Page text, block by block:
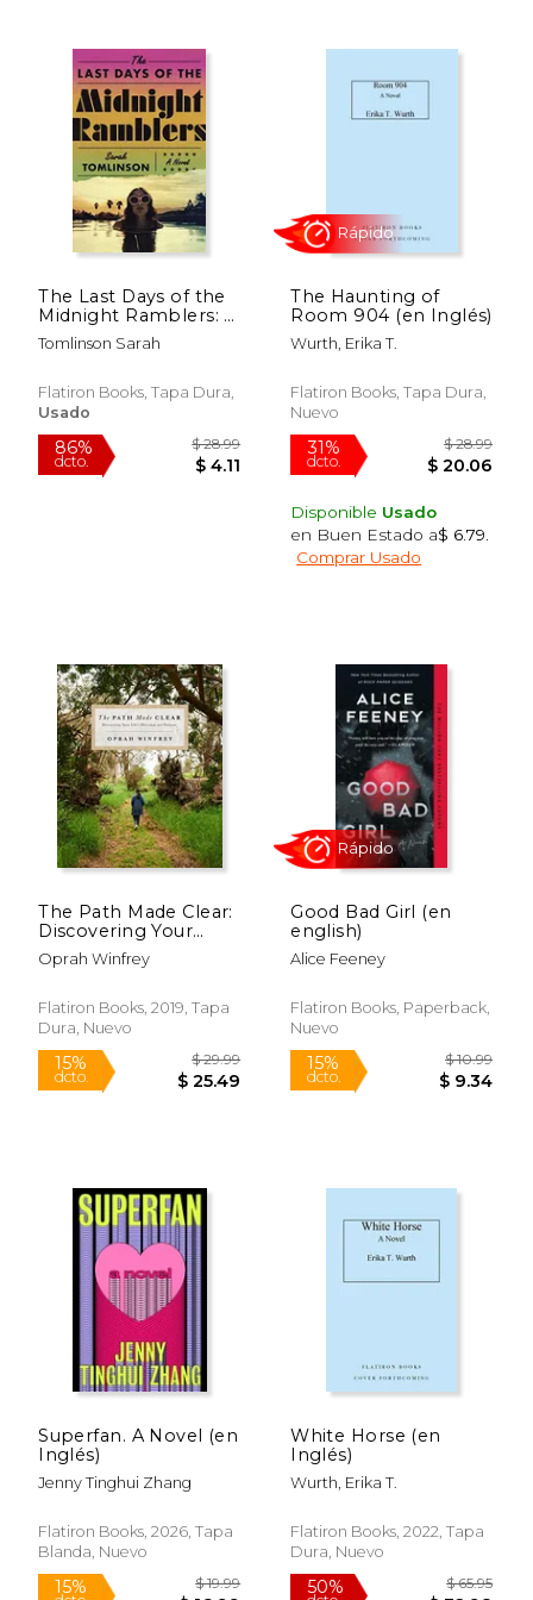
30%
dcto.
Rápido
15%
dcto. $ 28.04
19%
dcto.
Rápido
The Last Days of the
Midnight Ramblers: A
Novel (en Inglés)
Tomlinson Sarah
Flatiron Books, Tapa Dura,
Usado
The Haunting of
Room 904 (en Inglés)
Wurth, Erika T.
Flatiron Books, Tapa Dura,
Nuevo
Disponible Usado
en Buen Estado a$ 6.79
Comprar Usado
The Path Made Clear:
Discovering Your
Life's Direction and
Purpose (en Inglés)
Oprah Winfrey
Flatiron Books, 2019, Tapa
Dura, Nuevo
Good Bad Girl (en
english)
Alice Feeney
Flatiron Books, Paperback,
Nuevo
Superfan. A Novel (en
Inglés)
Jenny Tinghui Zhang
Flatiron Books, 2026, Tapa
Blanda, Nuevo
White Horse (en
Inglés)
Wurth, Erika T.
Flatiron Books, 2022, Tapa
Dura, Nuevo